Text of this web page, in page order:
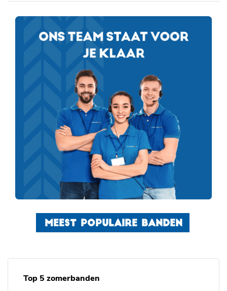
MEEST POPULAIRE BANDEN
Top 5 zomerbanden